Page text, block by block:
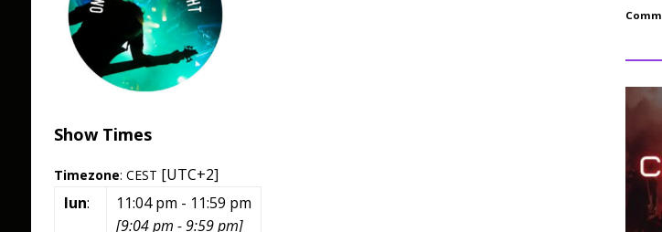
Show Times
Timezone: CEST [UTC+2]
lun: 11:04 pm - 11:59 pm
[9:04 pm -9:59 pm]